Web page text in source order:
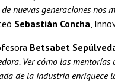
nuevas generaciones
Sebastián Concha ,
Betsabet
Ver cómo las
de la industria enriquece